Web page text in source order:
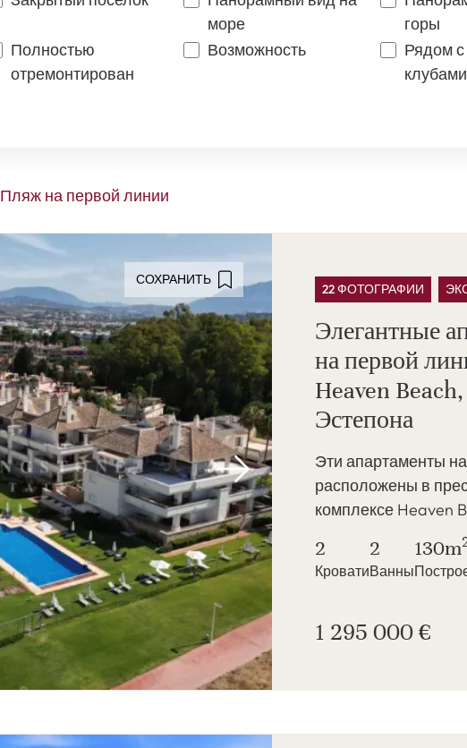
море
горы
Полностью
отремонтирован
Возможность
Рядом
клубами
Пляж на первой линии
СОХРАНИТЬ
22 ФОТОГРАФИИ
Элегантные
на первой
Heaven
Эстепона
Эти апартаменты
расположены в
комплексе Heaven
2
Кровати
2
Ванны
130m
1 295 000 €